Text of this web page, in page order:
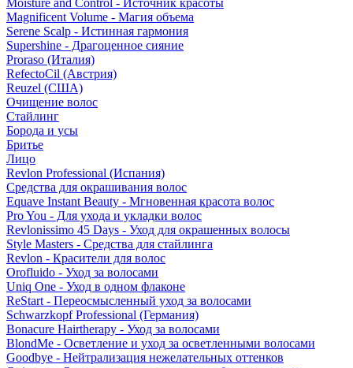
Moisture and Control - Источник красоты
Magnificent Volume - Магия объема
Serene Scalp - Истинная гармония
Supershine - Драгоценное сияние
Proraso (Италия)
RefectoCil (Австрия)
Reuzel (США)
Очищение волос
Стайлинг
Борода и усы
Бритье
Лицо
Revlon Professional (Испания)
Средства для окрашивания волос
Equave Instant Beauty - Мгновенная красота волос
Pro You - Для ухода и укладки волос
Revlonissimo 45 Days - Уход для окрашенных волосы
Style Masters - Средства для стайлинга
Revlon - Красители для волос
Orofluido - Уход за волосами
Uniq One - Уход в одном флаконе
ReStart - Переосмысленный уход за волосами
Schwarzkopf Professional (Германия)
Bonacure Hairtherapy - Уход за волосами
BlondMe - Осветление и уход за осветленными волосами
Goodbye - Нейтрализация нежелательных оттенков